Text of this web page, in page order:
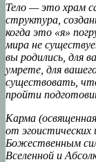
Тело — это храм
структура,
когда это «я»
мира не
вы родились, для
умрете, для
существовать,
пройти
Карма
от эгоистических
Божественным
Вселенной и